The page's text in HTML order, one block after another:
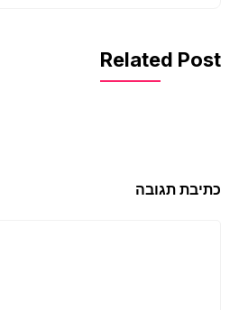
Related
תגובה